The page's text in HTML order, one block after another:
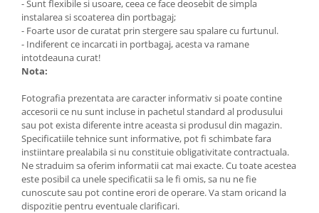
- Sunt flexibile si usoare, ceea ce face deosebit de simpla
instalarea si scoaterea din portbagaj;
- Foarte usor de curatat prin stergere sau spalare cu furtunul.
- Indiferent ce incarcati in portbagaj, acesta va ramane
intotdeauna curat!
Nota:
Fotografia prezentata are caracter informativ si poate contine
accesorii ce nu sunt incluse in pachetul standard al produsului
sau pot exista diferente intre aceasta si produsul din magazin.
Specificatiile tehnice sunt informative, pot fi schimbate fara
instiintare prealabila si nu constituie obligativitate contractuala.
Ne straduim sa oferim informatii cat mai exacte. Cu toate acestea
este posibil ca unele specificatii sa le fi omis, sa nu ne fie
cunoscute sau pot contine erori de operare. Va stam oricand la
dispozitie pentru eventuale clarificari.